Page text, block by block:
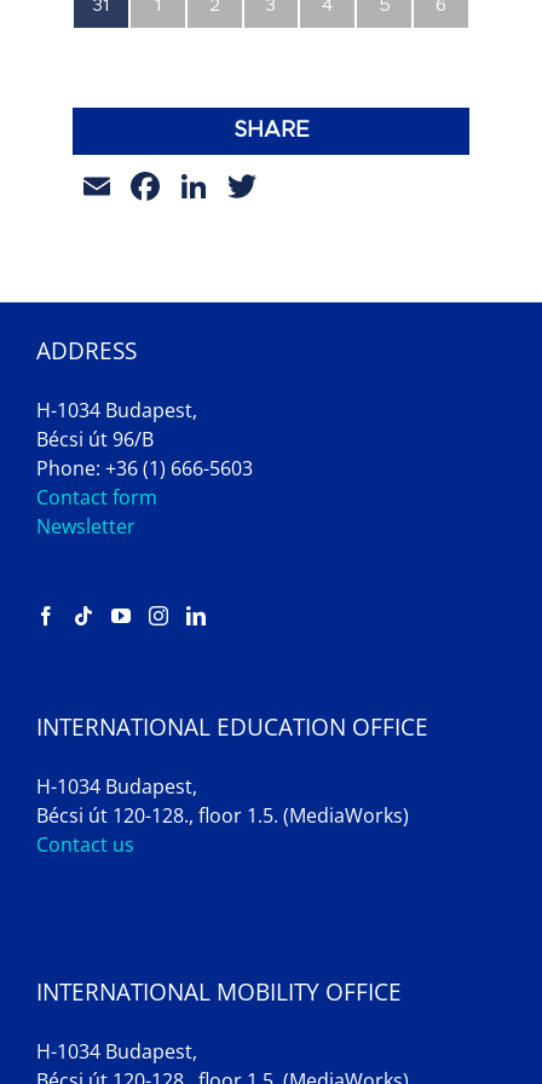
0
esemény,
31
0
esemény,
1
0
esemény,
2
0
esemény,
3
0
esemény,
4
0
esemény,
5
0
esemény,
6
SHARE
EmailFacebook
LinkedIn
ADDRESS
H-1034 Budapest,
Bécsi út 96/B
Phone: +36 (1) 666-5603
Contact form
Newsletter
INTERNATIONAL EDUCATION OFFICE
H-1034 Budapest,
Bécsi út 120-128., floor 1.5. (MediaWorks)
Contact us
INTERNATIONAL MOBILITY OFFICE
H-1034 Budapest,